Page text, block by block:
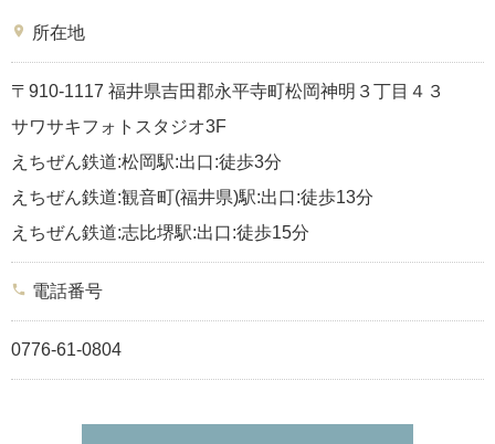
place 所在地
〒910-1117 福井県吉田郡永平寺町松岡神明３丁目４３
サワサキフォトスタジオ3F
えちぜん鉄道:松岡駅:出口:徒歩3分
えちぜん鉄道:観音町(福井県)駅:出口:徒歩13分
えちぜん鉄道:志比堺駅:出口:徒歩15分
phone 電話番号
0776-61-0804